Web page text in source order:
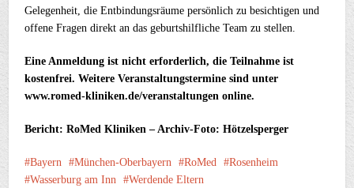
Gelegenheit, die Entbindungsräume persönlich zu besichtigen und
offene Fragen direkt an das geburtshilfliche Team zu stellen.
Eine Anmeldung ist nicht erforderlich, die Teilnahme ist
kostenfrei. Weitere Veranstaltungstermine sind unter
www.romed-kliniken.de/veranstaltungen online.
Bericht: RoMed Kliniken – Archiv-Foto: Hötzelsperger
Bayern München-Oberbayern RoMed
Rosenheim
Wasserburg am Inn
Werdende Eltern